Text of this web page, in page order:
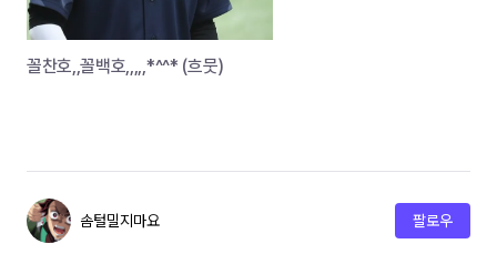
꼴찬호,,꼴백호,,,,,*^^* (흐뭇)
솜털밀지마요 팔로우